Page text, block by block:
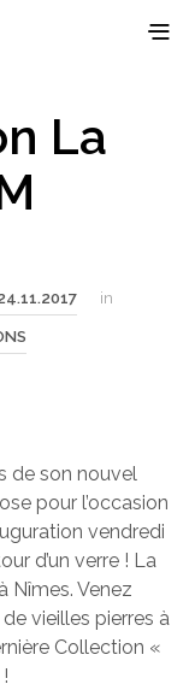
La
in
de son nouvel
pour l’occasion
vendredi
d’un verre ! La
Nîmes. Venez
vieilles pierres à
Collection «